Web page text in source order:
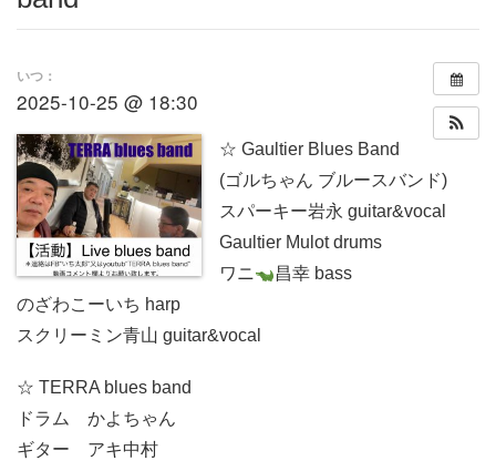
いつ：
2025-10-25 @ 18:30
☆ Gaultier Blues Band
(ゴルちゃん ブルースバンド)
スパーキー岩永 guitar&vocal
Gaultier Mulot drums
ワニ
昌幸 bass
のざわこーいち harp
スクリーミン青山 guitar&vocal
☆ TERRA blues band
ドラム かよちゃん
ギター アキ中村